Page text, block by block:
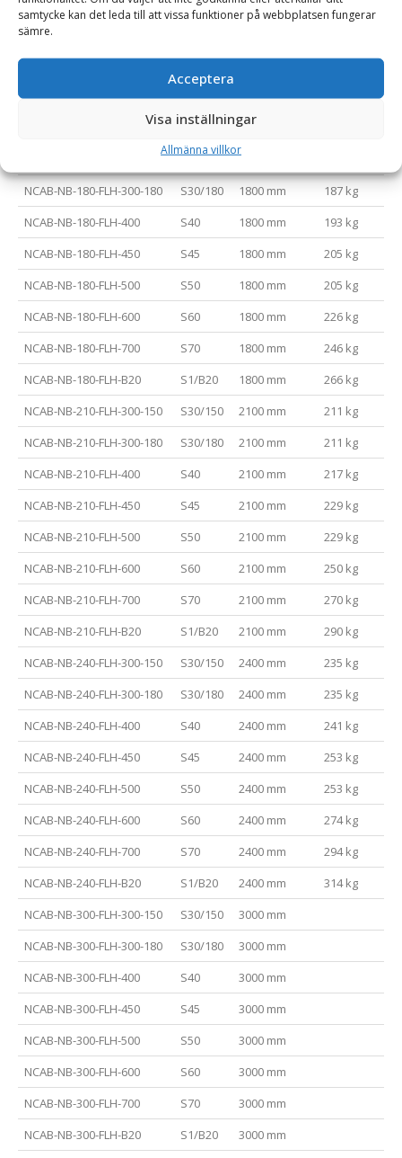
samtycke kan det leda till att vissa funktioner på webbplatsen fungerar
sämre.
Acceptera
Visa inställningar
Allmänna villkor
NCAB-NB-150-FLH-500
NCAB-NB-150-FLH-700
S70 1500 mm
222 kg
S1/B20 1500 mm
NCAB-NB-180-FLH-300-150
S30/150 1800 mm
NCAB-NB-180-FLH-300-180
S30/180 1800 mm
187 kg
NCAB-NB-180-FLH-400
S40 1800 mm
193 kg
NCAB-NB-180-FLH-450
S45 1800 mm
205 kg
NCAB-NB-180-FLH-500
S50 1800 mm
205 kg
NCAB-NB-180-FLH-600
S60 1800 mm
226 kg
NCAB-NB-180-FLH-700
S70 1800 mm
246 kg
NCAB-NB-180-FLH-B20
S1/B20 1800 mm
266 kg
NCAB-NB-210-FLH-300-150
S30/150 2100 mm
211 kg
NCAB-NB-210-FLH-300-180
S30/180 2100 mm
211 kg
NCAB-NB-210-FLH-400
S40 2100 mm
217 kg
NCAB-NB-210-FLH-450
S45 2100 mm
229 kg
NCAB-NB-210-FLH-500
S50 2100 mm
229 kg
NCAB-NB-210-FLH-600
S60 2100 mm
250 kg
NCAB-NB-210-FLH-700
S70 2100 mm
270 kg
NCAB-NB-210-FLH-B20
S1/B20 2100 mm
290 kg
NCAB-NB-240-FLH-300-150
S30/150 2400 mm
235 kg
NCAB-NB-240-FLH-300-180
S30/180 2400 mm
235 kg
NCAB-NB-240-FLH-400
S40 2400 mm
241 kg
NCAB-NB-240-FLH-450
S45 2400 mm
253 kg
NCAB-NB-240-FLH-500
S50 2400 mm
253 kg
NCAB-NB-240-FLH-600
S60 2400 mm
274 kg
NCAB-NB-240-FLH-700
S70 2400 mm
294 kg
NCAB-NB-240-FLH-B20
S1/B20 2400 mm
314 kg
NCAB-NB-300-FLH-300-150
S30/150
3000 mm
NCAB-NB-300-FLH-300-180
S30/180
3000 mm
NCAB-NB-300-FLH-400
S40
3000 mm
NCAB-NB-300-FLH-450
S45
3000 mm
NCAB-NB-300-FLH-500
S50
3000 mm
NCAB-NB-300-FLH-600
S60
3000 mm
NCAB-NB-300-FLH-700
S70
3000 mm
NCAB-NB-300-FLH-B20
S1/B20 3000 mm